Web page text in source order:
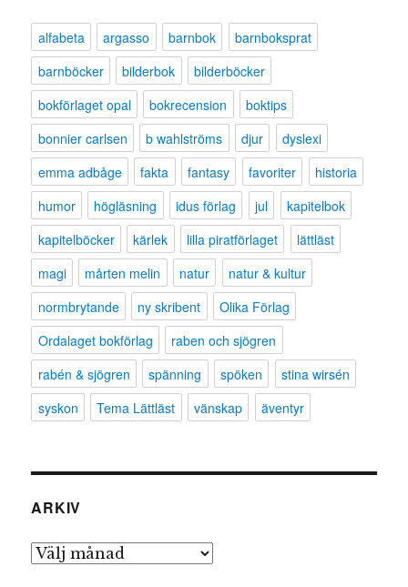
alfabeta argasso barnbok
barnboksprat
barnböcker
bilderbok
bilderböcker
bokförlaget opal
bokrecension
boktips
bonnier carlsen
b wahlströms djur
dyslexi
emma adbåge
fakta fantasy favoriter
historia
humor
högläsning idus förlag jul
kapitelbok
kapitelböcker
kärlek lilla piratförlaget
lättläst
magi
mårten melin natur
natur & kultur
normbrytande
ny skribent
Olika Förlag
Ordalaget bokförlag
raben och sjögren
rabén & sjögren
spänning spöken
stina wirsén
syskon
Tema Lättläst vänskap äventyr
ARKIV
Arkiv